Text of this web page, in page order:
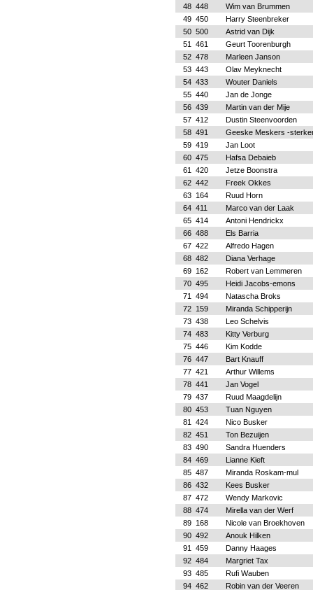
48 448
Wim van Brummen
49 450
Harry Steenbreker
50 500
Astrid van Dijk
51
461
Geurt Toorenburgh
52 478
Marleen Janson
53 443
Olav Meyknecht
54 433
Wouter Daniels
55 440
Jan de Jonge
56 439
Martin van der Mije
57 412
Dustin Steenvoorden
58 491
Geeske Meskers -
59 419
Jan Loot
60 475
Hafsa Debaieb
61
420
Jetze Boonstra
62 442
Freek Okkes
63
164
Ruud Horn
64 411
Marco van der Laak
65 414
Antoni Hendrickx
66 488
Els Barria
67 422
Alfredo Hagen
68 482
Diana Verhage
69
162
Robert van Lemmeren
70 495
Heidi Jacobs-emons
71
494
Natascha Broks
72
159
Miranda Schipperijn
73 438
Leo Schelvis
74 483
Kitty Verburg
75 446
Kim Kodde
76 447
Bart Knauff
77 421
Arthur Willems
78 441
Jan Vogel
79 437
Ruud Maagdelijn
80 453
Tuan Nguyen
81
424
Nico Busker
82 451
Ton Bezuijen
83 490
Sandra Huenders
84 469
Lianne Kieft
85 487
Miranda Roskam-mul
86 432
Kees Busker
87 472
Wendy Markovic
88 474
Mirella van der Werf
89
168
Nicole van Broekhoven
90 492
Anouk Hilken
91
459
Danny Haages
92 484
Margriet Tax
93 485
Rufi Wauben
94 462 Robin van der Veeren